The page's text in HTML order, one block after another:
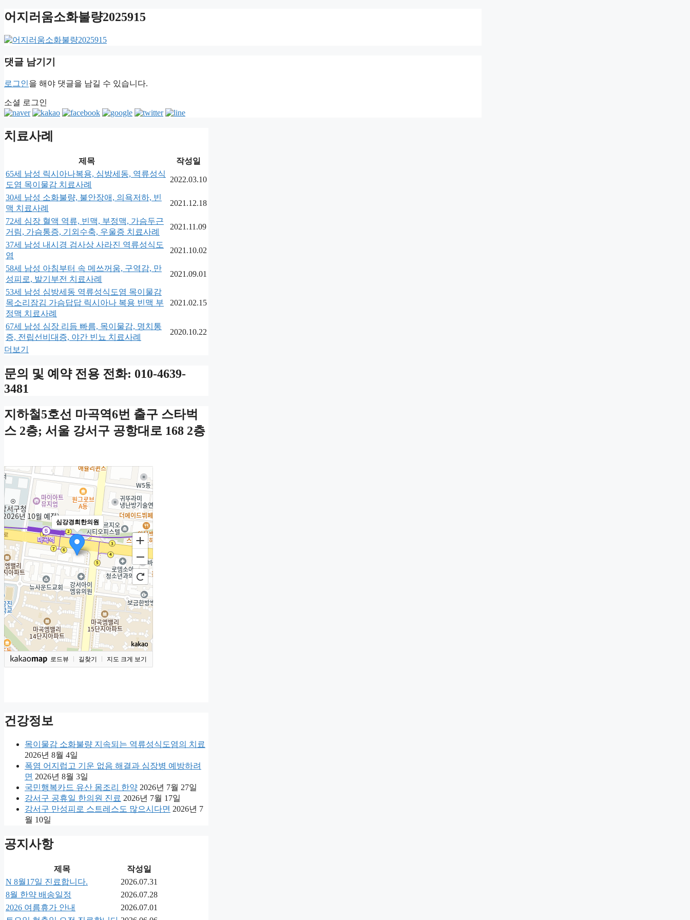
어지러움소화불량2025915
댓글 남기기
로그인을 해야 댓글을 남길 수 있습니다.
소셜 로그인
치료사례
제목
작성일
65세 남성 릭시아나복용, 심방세동, 역류성식
도염 목이물감 치료사례
2022.03.10
30세 남성 소화불량, 불안장애, 의욕저하, 빈
맥 치료사례
2021.12.18
72세 심장 혈액 역류, 빈맥, 부정맥, 가슴두근
거림, 가슴통증, 기외수축, 우울증 치료사례
2021.11.09
37세 남성 내시경 검사상 사라진 역류성식도
염
2021.10.02
58세 남성 아침부터 속 메쓰꺼움, 구역감, 만
성피로, 발기부전 치료사례
2021.09.01
53세 남성 심방세동 역류성식도염 목이물감
목소리잠김 가슴답답 릭시아나 복용 빈맥 부
정맥 치료사례
2021.02.15
67세 남성 심장 리듬 빠름, 목이물감, 명치통
증, 전립선비대증, 야간 빈뇨 치료사례
2020.10.22
더보기
문의 및 예약 전용 전화: 010-4639-
3481
지하철5호선 마곡역6번 출구 스타벅
스 2층; 서울 강서구 공항대로 168 2층
심강경희한의원
로드뷰 길찾기 지도 크게 보기
건강정보
목이물감 소화불량 지속되는 역류성식도염의 치료
2026년 8월 4일
폭염 어지럽고 기운 없음 해결과 심장병 예방하려
면 2026년 8월 3일
국민행복카드 유산 몸조리 한약 2026년 7월 27일
강서구 공휴일 한의원 진료 2026년 7월 17일
강서구 만성피로 스트레스도 많으시다면 2026년 7
월 10일
공지사항
제목
작성일
N 8월17일 진료합니다.
2026.07.31
8월 한약 배송일정
2026.07.28
2026 여름휴가 안내
2026.07.01